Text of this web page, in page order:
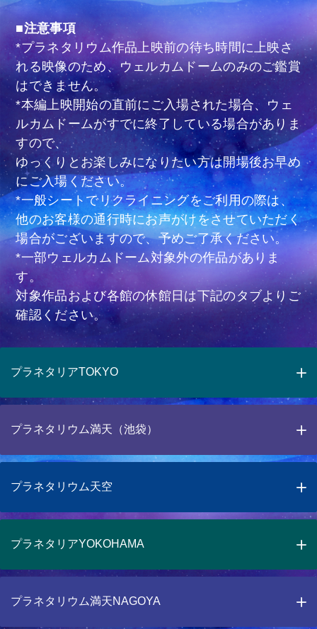
■注意事項
*プラネタリウム作品上映前の待ち時間に上映さ
れる映像のため、ウェルカムドームのみのご鑑賞
はできません。
*本編上映開始の直前にご入場された場合、ウェ
ルカムドームがすでに終了している場合がありま
すので、
ゆっくりとお楽しみになりたい方は開場後お早め
にご入場ください。
*一般シートでリクライニングをご利用の際は、
他のお客様の通行時にお声がけをさせていただく
場合がございますので、予めご了承ください。
*一部ウェルカムドーム対象外の作品がありま
す。
対象作品および各館の休館日は下記のタブよりご
確認ください。
プラネタリアTOKYO
プラネタリウム満天（池袋）
プラネタリウム天空
プラネタリアYOKOHAMA
プラネタリウム満天NAGOYA